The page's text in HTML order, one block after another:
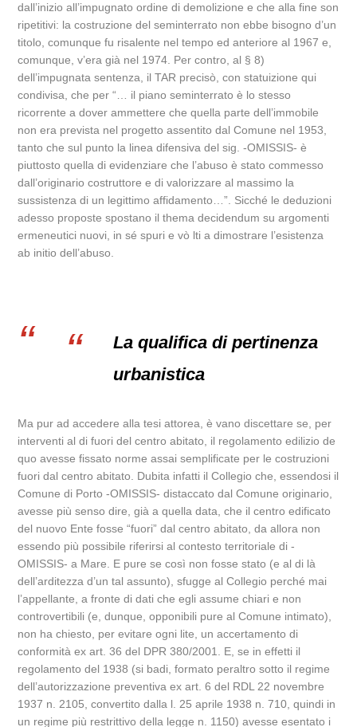
dall’inizio all’impugnato ordine di demolizione e che alla fine son
ripetitivi: la costruzione del seminterrato non ebbe bisogno d’un
titolo, comunque fu risalente nel tempo ed anteriore al 1967 e,
comunque, v’era già nel 1974. Per contro, al § 8)
dell’impugnata sentenza, il TAR precisò, con statuizione qui
condivisa, che per “… il piano seminterrato è lo stesso
ricorrente a dover ammettere che quella parte dell’immobile
non era prevista nel progetto assentito dal Comune nel 1953,
tanto che sul punto la linea difensiva del sig. -OMISSIS- è
piuttosto quella di evidenziare che l’abuso è stato commesso
dall’originario costruttore e di valorizzare al massimo la
sussistenza di un legittimo affidamento…”. Sicché le deduzioni
adesso proposte spostano il thema decidendum su argomenti
ermeneutici nuovi, in sé spuri e vò lti a dimostrare l’esistenza
ab initio dell’abuso.
La qualifica di pertinenza
urbanistica
Ma pur ad accedere alla tesi attorea, è vano discettare se, per
interventi al di fuori del centro abitato, il regolamento edilizio de
quo avesse fissato norme assai semplificate per le costruzioni
fuori dal centro abitato. Dubita infatti il Collegio che, essendosi il
Comune di Porto -OMISSIS- distaccato dal Comune originario,
avesse più senso dire, già a quella data, che il centro edificato
del nuovo Ente fosse “fuori” dal centro abitato, da allora non
essendo più possibile riferirsi al contesto territoriale di -
OMISSIS- a Mare. E pure se così non fosse stato (e al di là
dell’arditezza d’un tal assunto), sfugge al Collegio perché mai
l’appellante, a fronte di dati che egli assume chiari e non
controvertibili (e, dunque, opponibili pure al Comune intimato),
non ha chiesto, per evitare ogni lite, un accertamento di
conformità ex art. 36 del DPR 380/2001. E, se in effetti il
regolamento del 1938 (si badi, formato peraltro sotto il regime
dell’autorizzazione preventiva ex art. 6 del RDL 22 novembre
1937 n. 2105, convertito dalla l. 25 aprile 1938 n. 710, quindi in
un regime più restrittivo della legge n. 1150) avesse esentato i